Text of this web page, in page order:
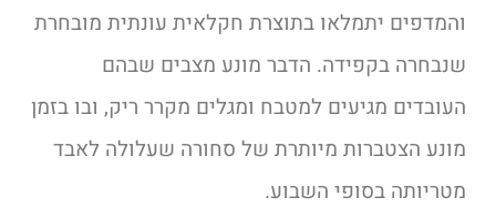
והמדפים יתמלאו בתוצרת חקלאית עונתית מובחרת
שנבחרה בקפידה. הדבר מונע מצבים שבהם
העובדים מגיעים למטבח ומגלים מקרר ריק, ובו בזמן
מונע הצטברות מיותרת של סחורה שעלולה לאבד
מטריותה בסופי השבוע.